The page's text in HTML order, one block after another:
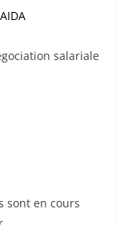
salariale
sont en cours